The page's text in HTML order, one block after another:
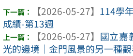
【2026-05-27】 114學
成績-第13週
【2026-05-27】 國立嘉
光的邊境｜金門風景的另一種